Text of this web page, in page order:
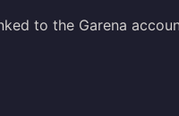
to the Garena